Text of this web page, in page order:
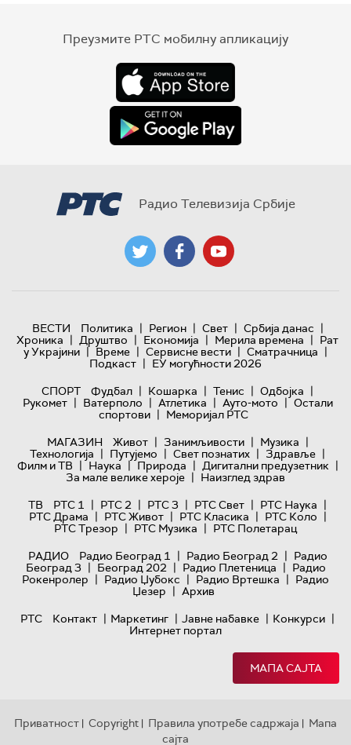
Преузмите РТС мобилну апликацију
Радио Телевизија Србије
ВЕСТИ Политика | Регион | Свет | Србија данас |
Хроника | Друштво | Економија | Мерила времена | Рат
у Украјини | Време | Сервисне вести | Сматрачница |
Подкаст | ЕУ могућности 2026
СПОРТ
Фудбал | Кошарка | Тенис | Одбојка |
Рукомет | Ватерполо | Атлетика | Ауто-мото | Остали
спортови | Меморијал РТС
МАГАЗИН
Живот | Занимљивости | Музика |
Технологијa | Путујемо | Свет познатих | Здравље |
Филм и ТВ | Наука | Природа | Дигитални предузетник |
За мале велике хероје | Наизглед здрав
ТВ
РТС 1 | РТС 2 | РТС 3 | РТС Свет | РТС Наука |
РТС Драма | РТС Живот | РТС Класика | РТС Коло |
РТС Трезор | РТС Музика | РТС Полетарац
РАДИО
Радио Београд 1 | Радио Београд 2 | Радио
Београд 3 | Београд 202 | Радио Плетеница | Радио
Рокенролер | Радио Џубокс | Радио Вртешка | Радио
Џезер | Архив
РТС
Контакт | Маркетинг | Јавне набавке | Конкурси |
Интернет портал
МАПА САЈТА
Приватност | Copyright | Правила употребе садржаја | Мапа
сајта